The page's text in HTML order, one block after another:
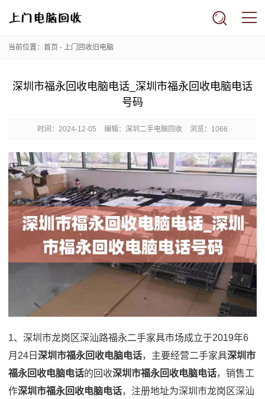
当前位置： 首页 - 上门回收旧电脑
深圳市福永回收电脑电话_深圳市福永回收电脑电话
号码
时间： 2024-12-05 编辑：深圳二手电脑回收 浏览：1066
1、深圳市龙岗区深汕路福永二手家具市场成立于2019年6
月24日 深圳市福永回收电脑电话，主要经营二手家具深圳市
福永回收电脑电话的回收深圳市福永回收电脑电话，销售工
作深圳市福永回收电脑电话，注册地址为深圳市龙岗区深汕